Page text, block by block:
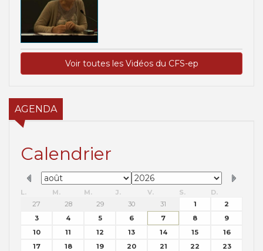
Voir toutes les Vidéos du CFS-ep
AGENDA
Calendrier
L. M. M. J. V. S.
D.
27
28 29 30 31 1
2
3
4 5 6 7 8
9
10
11 12 13 14 15
16
17
18 19 20 21 22
23